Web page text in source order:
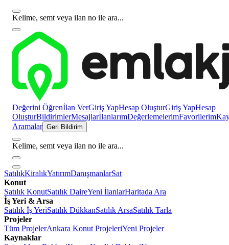
Kelime, semt veya ilan no ile ara...
Değerini Öğrenİlan VerGiriş YapHesap OluşturGiriş YapHesap
OluşturBildirimlerMesajlarİlanlarımDeğerlemelerimFavorilerim
Aramalar Geri Bildirim
Kelime, semt veya ilan no ile ara...
SatılıkKiralıkYatırımDanışmanlarSat
Konut
Satılık KonutSatılık DaireYeni İlanlarHaritada Ara
İş Yeri & Arsa
Satılık İş YeriSatılık DükkanSatılık ArsaSatılık Tarla
Projeler
Tüm ProjelerAnkara Konut ProjeleriYeni Projeler
Kaynaklar